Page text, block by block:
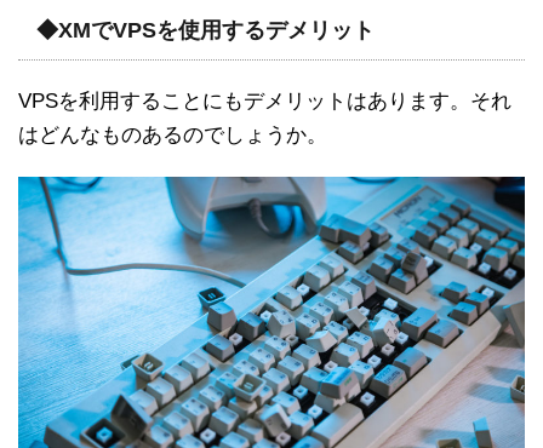
◆XMでVPSを使用するデメリット
VPSを利用することにもデメリットはあります。それ
はどんなものあるのでしょうか。